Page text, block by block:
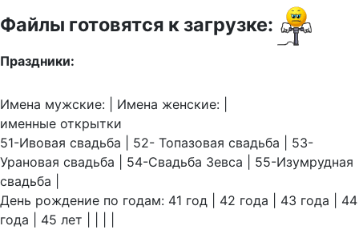
Файлы готовятся к загрузке:
Праздники:
Имена мужские: | Имена женские: |
именные открытки
51-Ивовая свадьба | 52- Топазовая свадьба | 53-
Урановая свадьба | 54-Свадьба Зевса | 55-Изумрудная
свадьба |
День рождение по годам: 41 год | 42 года | 43 года | 44
года | 45 лет | | | |